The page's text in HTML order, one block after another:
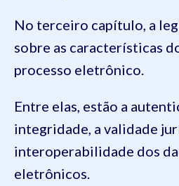
No terceiro capítulo, a
sobre as características
processo eletrônico.
Entre elas, estão a
integridade, a validade
interoperabilidade dos
eletrônicos.